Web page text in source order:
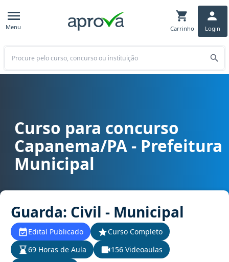
Menu Carrinho Login
Buscar
Curso para concurso Capanema/PA - Prefeitura Municipal cargo
Curso para concurso
Capanema/PA - Prefeitura
Municipal
Guarda: Civil - Municipal
Edital Publicado
Curso Completo
69 Horas de Aula
156 Videoaulas